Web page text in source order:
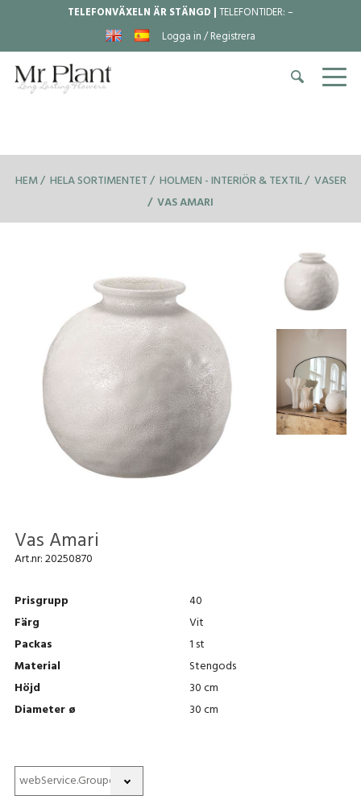
TELEFONVÄXELN ÄR STÄNGD |TELEFONTIDER:–
Logga in / Registrera
HEM HELA SORTIMENTET HOLMEN - INTERIÖR & TEXTIL VASER
VAS AMARI
Vas Amari
Art.nr:20250870
Prisgrupp
40
Färg
Vit
Packas
1 st
Material
Stengods
Höjd
30 cm
Diameter ø
30 cm